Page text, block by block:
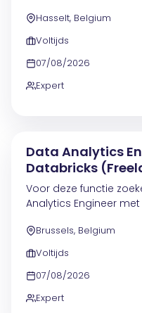
onderhouden en
infrastructuur binnen
Hasselt, Belgium
Voltijds
07/08/2026
Expert
Data Analytics
Databricks
Voor deze functie
Analytics Engineer
over de volledige
en...
Brussels, Belgium
Voltijds
07/08/2026
Expert